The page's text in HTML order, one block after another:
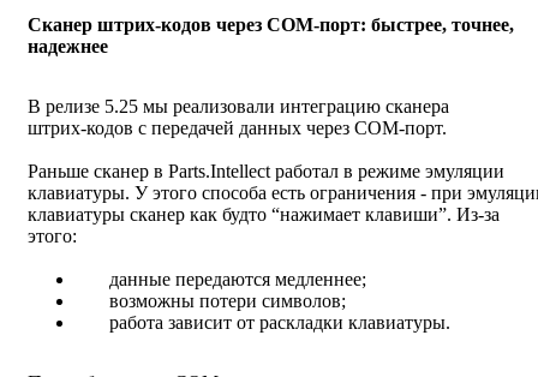
Сканер штрих‑кодов через COM‑порт: быстрее, точнее,
надежнее
В релизе 5.25 мы реализовали интеграцию сканера
штрих‑кодов с передачей данных через COM‑порт.
Раньше сканер в Parts.Intellect работал в режиме эмуляции
клавиатуры. У этого способа есть ограничения - при
клавиатуры сканер как будто “нажимает клавиши”. Из‑за
этого:
данные передаются медленнее;
возможны потери символов;
работа зависит от раскладки клавиатуры.